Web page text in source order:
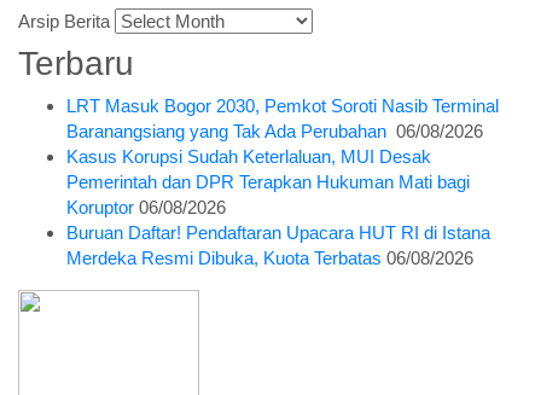
Arsip Berita
Terbaru
LRT Masuk Bogor 2030, Pemkot Soroti Nasib Terminal
Baranangsiang yang Tak Ada Perubahan 06/08/2026
Kasus Korupsi Sudah Keterlaluan, MUI Desak
Pemerintah dan DPR Terapkan Hukuman Mati bagi
Koruptor 06/08/2026
Buruan Daftar! Pendaftaran Upacara HUT RI di Istana
Merdeka Resmi Dibuka, Kuota Terbatas 06/08/2026